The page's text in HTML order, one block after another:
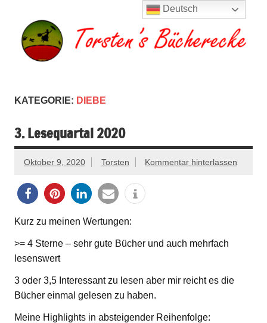
springen
KATEGORIE: DIEBE
3. Lesequartal 2020
Oktober 9, 2020 Torsten Kommentar hinterlassen
Kurz zu meinen Wertungen:
>= 4 Sterne – sehr gute Bücher und auch mehrfach
lesenswert
3 oder 3,5 Interessant zu lesen aber mir reicht es die
Bücher einmal gelesen zu haben.
Meine Highlights in absteigender Reihenfolge:
Deutsch